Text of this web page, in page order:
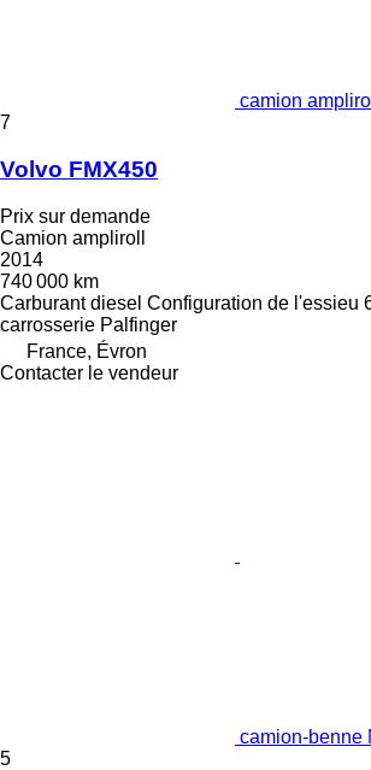
camion
7
Volvo FMX450
Prix sur demande
Camion ampliroll
2014
740 000 km
Carburant diesel Configuration de l'essieu
carrosserie Palfinger
France, Évron
Contacter le vendeur
camion-benne
5